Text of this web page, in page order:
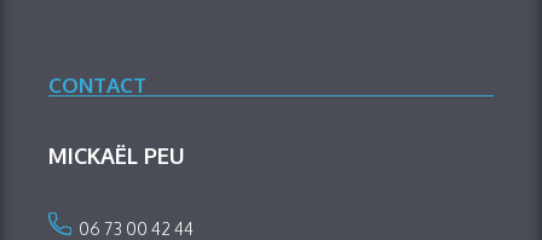
CONTACT
MICKAËL PEU
06 73 00 42 44